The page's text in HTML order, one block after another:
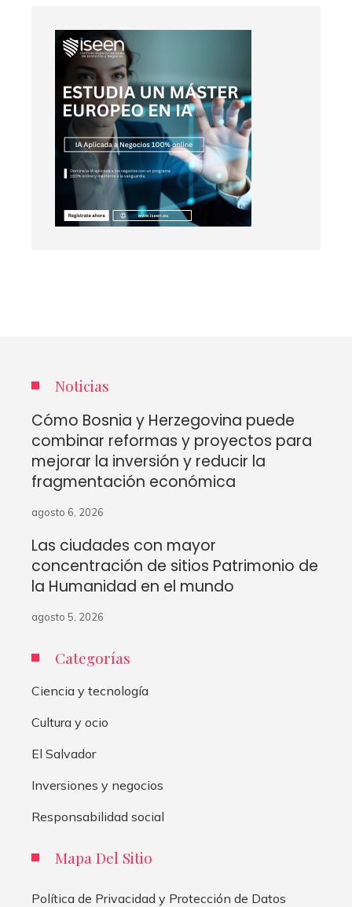
Noticias
Cómo Bosnia y Herzegovina puede
combinar reformas y proyectos para
mejorar la inversión y reducir la
fragmentación económica
agosto 6, 2026
Las ciudades con mayor
concentración de sitios Patrimonio de
la Humanidad en el mundo
agosto 5, 2026
Categorías
Ciencia y tecnología
Cultura y ocio
El Salvador
Inversiones y negocios
Responsabilidad social
Mapa Del Sitio
Política de Privacidad y Protección de Datos